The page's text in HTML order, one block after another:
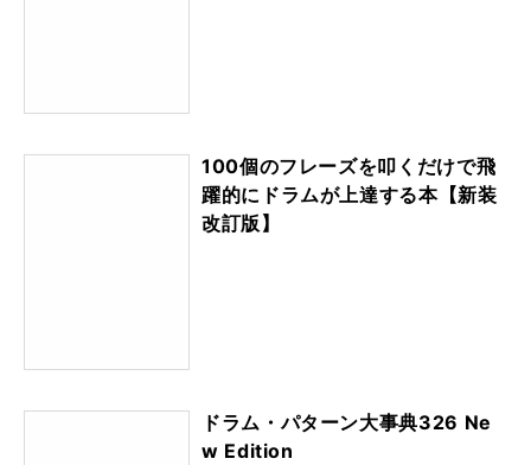
100個のフレーズを叩くだけで飛
躍的にドラムが上達する本【新装
改訂版】
ドラム・パターン大事典326 Ne
w Edition